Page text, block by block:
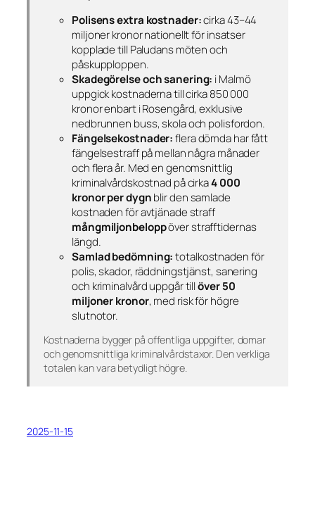
Polisens extra kostnader:cirka 43–44
miljoner kronor nationellt för insatser
kopplade till Paludans möten och
påskupploppen.
Skadegörelse och sanering: i Malmö
uppgick kostnaderna till cirka 850 000
kronor enbart i Rosengård, exklusive
nedbrunnen buss, skola och polisfordon.
Fängelsekostnader:flera dömda har fått
fängelsestraff på mellan några månader
och flera år. Med en genomsnittlig
kriminalvårdskostnad på cirka4 000
kronor per dygnblir den samlade
kostnaden för avtjänade straff
mångmiljonbeloppöver strafftidernas
längd.
Samlad bedömning:totalkostnaden för
polis, skador, räddningstjänst, sanering
och kriminalvård uppgår tillöver 50
miljoner kronor, med risk för högre
slutnotor.
Kostnaderna bygger på offentliga uppgifter, domar
och genomsnittliga kriminalvårdstaxor. Den verkliga
totalen kan vara betydligt högre.
2025-11-15